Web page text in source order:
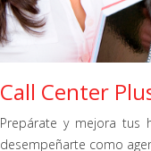
Call Center
Prepárate y mejora tus
desempeñarte como